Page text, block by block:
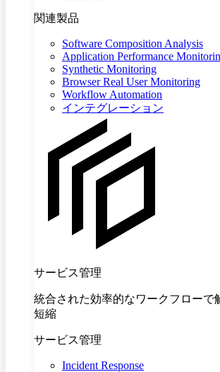
関連製品
Software Composition Analysis
Application Performance
Synthetic Monitoring
Browser Real User Monitoring
Workflow Automation
インテグレーション
サービス管理
統合された効率的なワークフローで
短縮
サービス管理
Incident Response